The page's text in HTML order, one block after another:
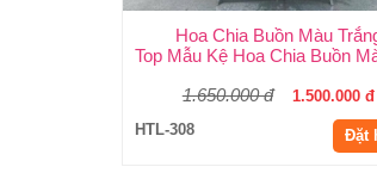
Hoa Chia Buồn Màu
Top Mẫu Kệ Hoa Chia Buồn
1.650.000 đ
1.500.000 đ
HTL-308
Đặt